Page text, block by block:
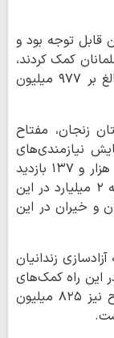
قابل توجه بود و
به مسلمانان کمک کردند،
ادامه داد: از ابتدای کمک‌ها به مردم غزه بالغ بر ۹۷۷ میلیون
زنجان، مفتاح
نیازمندی‌های
خانواده‌های تحت پوشش دانست و گفت: ۲ هزار و ۱۳۷ بازدید
در طول ماه مبارک رمضان انجام و نزدیک به ۲ میلیارد در این
از مسئولان و خیران در این
زندانیان
این راه کمک‌های
لازم را ارائه می‌دهد، عنوان کرد: در این طرح نیز ۸۲۵ میلیون